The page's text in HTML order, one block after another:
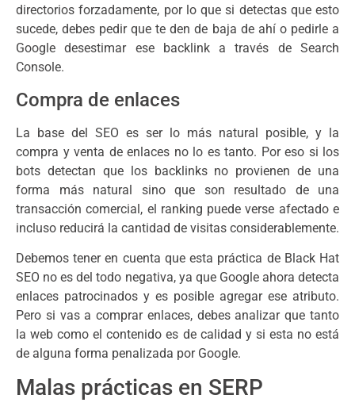
directorios forzadamente, por lo que si detectas que esto
sucede, debes pedir que te den de baja de ahí o pedirle a
Google desestimar ese backlink a través de Search
Console.
Compra de enlaces
La base del SEO es ser lo más natural posible, y la
compra y venta de enlaces no lo es tanto. Por eso si los
bots detectan que los backlinks no provienen de una
forma más natural sino que son resultado de una
transacción comercial, el ranking puede verse afectado e
incluso reducirá la cantidad de visitas considerablemente.
Debemos tener en cuenta que esta práctica de Black Hat
SEO no es del todo negativa, ya que Google ahora detecta
enlaces patrocinados y es posible agregar ese atributo.
Pero si vas a comprar enlaces, debes analizar que tanto
la web como el contenido es de calidad y si esta no está
de alguna forma penalizada por Google.
Malas prácticas en SERP